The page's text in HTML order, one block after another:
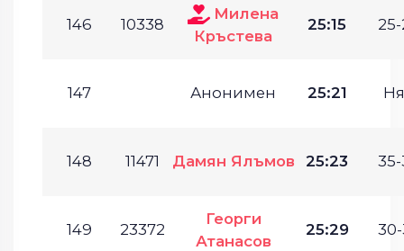
146 10338
Милена
Кръстева
25:15 25-
147 Анонимен 25:21
148 11471 Дамян Ялъмов 25:23 35-
149 23372
Георги
Атанасов
25:29 30-